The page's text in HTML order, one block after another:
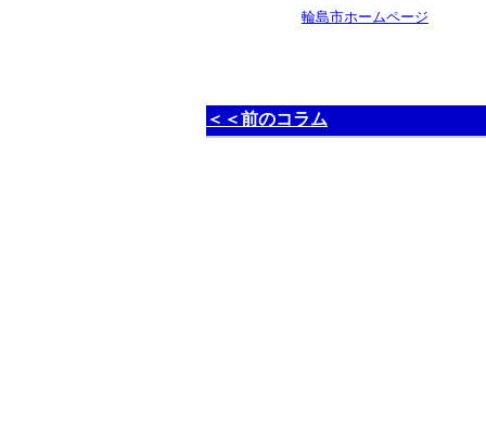
輪島市ホームページ
＜＜前のコラム